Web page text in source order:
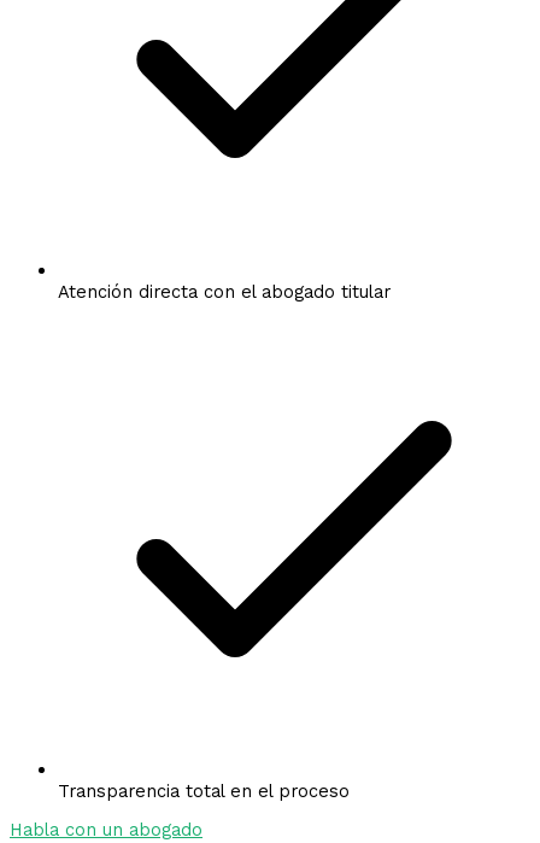
Atención directa con el abogado titular
Transparencia total en el proceso
Habla con un abogado